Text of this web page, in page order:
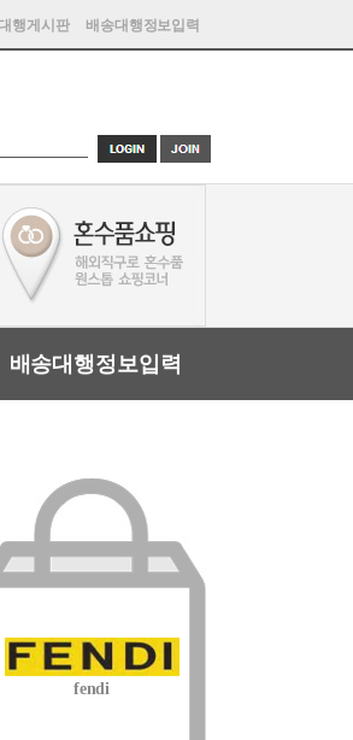
행게시판 배송대행정보입력
배송대행정보입력
fendi